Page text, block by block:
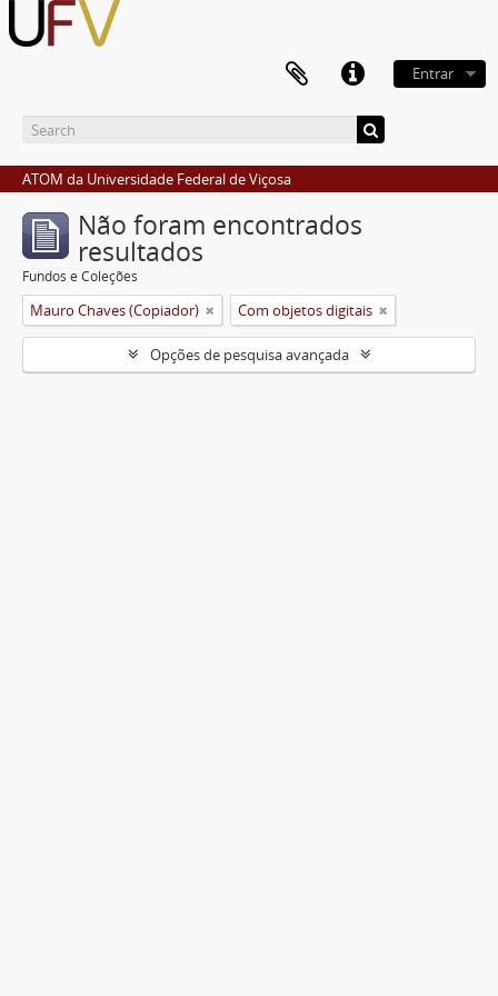
Entrar
ATOM da Universidade Federal de Viçosa
Não foram encontrados
resultados
Fundos e Coleções
Mauro Chaves (Copiador) Com objetos digitais
Opções de pesquisa avançada